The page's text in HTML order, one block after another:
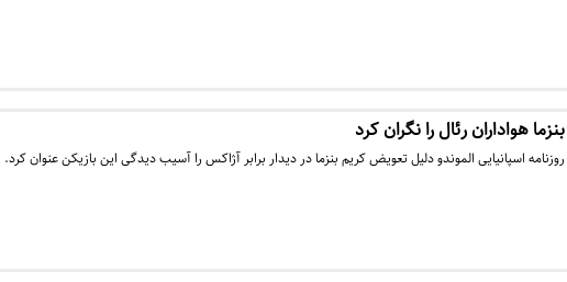
بنزما هواداران رئال را نگران کرد
روزنامه اسپانیایی الموندو دلیل تعویض کریم بنزما در دیدار برابر آژاکس را آسیب دیدگی این بازیکن عنوان کرد.